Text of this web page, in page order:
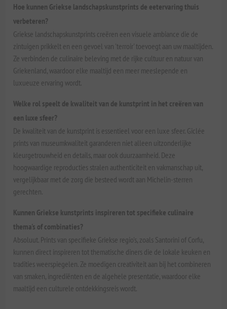
Hoe kunnen Griekse landschapskunstprints de eetervaring thuis
verbeteren?
Griekse landschapskunstprints creëren een visuele ambiance die de
zintuigen prikkelt en een gevoel van 'terroir' toevoegt aan uw maaltijden.
Ze verbinden de culinaire beleving met de rijke cultuur en natuur van
Griekenland, waardoor elke maaltijd een meer meeslepende en
luxueuze ervaring wordt.
Welke rol speelt de kwaliteit van de kunstprint in het creëren van
een luxe sfeer?
De kwaliteit van de kunstprint is essentieel voor een luxe sfeer. Giclée
prints van museumkwaliteit garanderen niet alleen uitzonderlijke
kleurgetrouwheid en details, maar ook duurzaamheid. Deze
hoogwaardige reproducties stralen authenticiteit en vakmanschap uit,
vergelijkbaar met de zorg die besteed wordt aan Michelin-sterren
gerechten.
Kunnen Griekse kunstprints inspireren tot specifieke culinaire
thema's of combinaties?
Absoluut. Prints van specifieke Griekse regio's, zoals Santorini of Corfu,
kunnen direct inspireren tot thematische diners die de lokale keuken en
tradities weerspiegelen. Ze moedigen creativiteit aan bij het combineren
van smaken, ingrediënten en de algehele presentatie, waardoor elke
maaltijd een culturele ontdekkingsreis wordt.